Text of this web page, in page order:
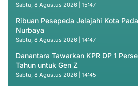
Sabtu, 8 Agustus 2026 | 15:47
Ribuan Pesepeda Jelajahi Kota
Nurbaya
Sabtu, 8 Agustus 2026 | 14:47
Danantara Tawarkan KPR DP 1
Tahun untuk Gen Z
Sabtu, 8 Agustus 2026 | 14:45